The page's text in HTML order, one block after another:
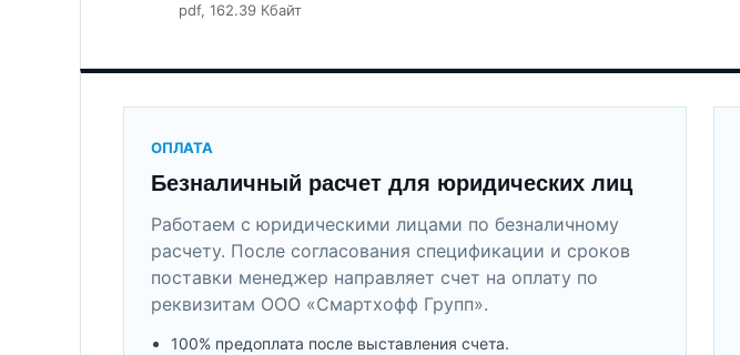
pdf, 162.39 Кбайт
ОПЛАТА
Безналичный расчет для юридических лиц
Работаем с юридическими лицами по безналичному
расчету. После согласования спецификации и сроков
поставки менеджер направляет счет на оплату по
реквизитам ООО «Смартхофф Групп».
100% предоплата после выставления счета.